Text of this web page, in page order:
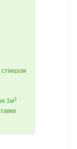
стікером
1м3